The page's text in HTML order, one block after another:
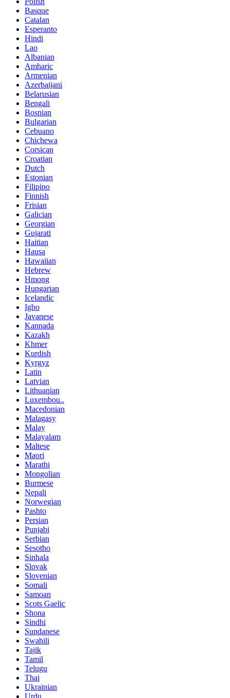
Basque
Catalan
Esperanto
Hindi
Lao
Albanian
Amharic
Armenian
Azerbaijani
Belarusian
Bengali
Bosnian
Bulgarian
Cebuano
Chichewa
Corsican
Croatian
Dutch
Estonian
Filipino
Finnish
Frisian
Galician
Georgian
Gujarati
Haitian
Hausa
Hawaiian
Hebrew
Hmong
Hungarian
Icelandic
Igbo
Javanese
Kannada
Kazakh
Khmer
Kurdish
Kyrgyz
Latin
Latvian
Lithuanian
Luxembou..
Macedonian
Malagasy
Malay
Malayalam
Maltese
Maori
Marathi
Mongolian
Burmese
Nepali
Norwegian
Pashto
Persian
Punjabi
Serbian
Sesotho
Sinhala
Slovak
Slovenian
Somali
Samoan
Scots Gaelic
Shona
Sindhi
Sundanese
Swahili
Tajik
Tamil
Telugu
Thai
Ukrainian
Urdu